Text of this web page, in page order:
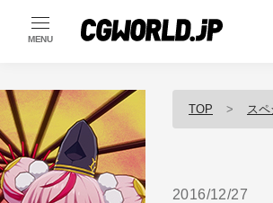
MENU
TOP ス
2016/12/27